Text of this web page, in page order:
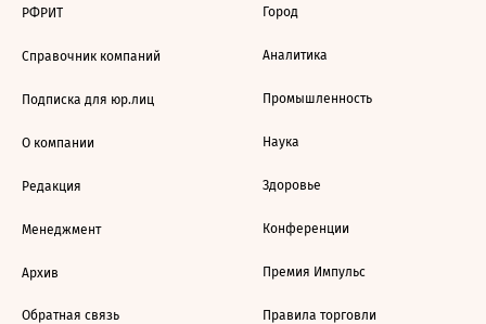
РФРИТ
Справочник компаний
Подписка для юр.лиц
О компании
Редакция
Менеджмент
Архив
Обратная связь
Город
Аналитика
Промышленность
Наука
Здоровье
Конференции
Премия Импульс
Правила торговли